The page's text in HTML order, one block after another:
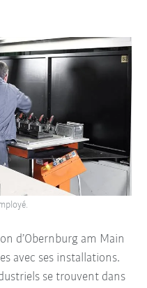
d’Obernburg am Main
avec ses installations.
se trouvent dans